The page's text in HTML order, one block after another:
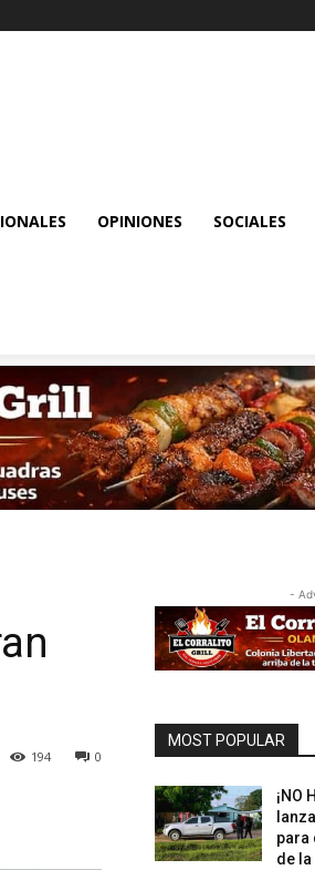
OPINIONES SOCIALES
0
194
-
MOST POPULAR
¡NO
para
de